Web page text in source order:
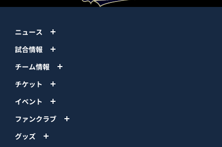
ニュース
試合情報
チーム情報
チケット
イベント
ファンクラブ
グッズ